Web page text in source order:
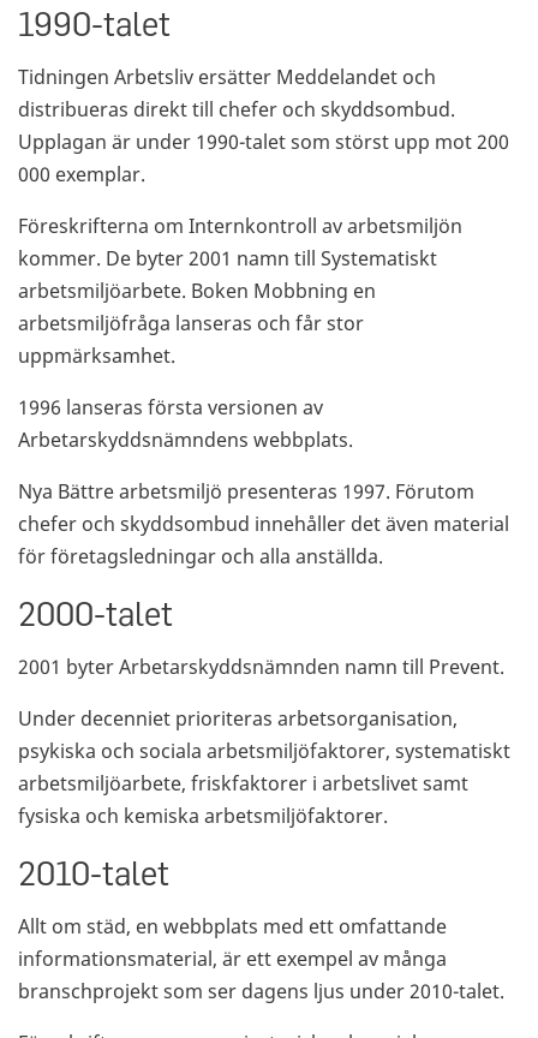
1990-talet
Tidningen Arbetsliv ersätter Meddelandet och
distribueras direkt till chefer och skyddsombud.
Upplagan är under 1990-talet som störst upp mot 200
000 exemplar.
Föreskrifterna om Internkontroll av arbetsmiljön
kommer. De byter 2001 namn till Systematiskt
arbetsmiljöarbete. Boken Mobbning en
arbetsmiljöfråga lanseras och får stor
uppmärksamhet.
1996 lanseras första versionen av
Arbetarskyddsnämndens webbplats.
Nya Bättre arbetsmiljö presenteras 1997. Förutom
chefer och skyddsombud innehåller det även material
för företagsledningar och alla anställda.
2000-talet
2001 byter Arbetarskyddsnämnden namn till Prevent.
Under decenniet prioriteras arbetsorganisation,
psykiska och sociala arbetsmiljöfaktorer, systematiskt
arbetsmiljöarbete, friskfaktorer i arbetslivet samt
fysiska och kemiska arbetsmiljöfaktorer.
2010-talet
Allt om städ, en webbplats med ett omfattande
informationsmaterial, är ett exempel av många
branschprojekt som ser dagens ljus under 2010-talet.